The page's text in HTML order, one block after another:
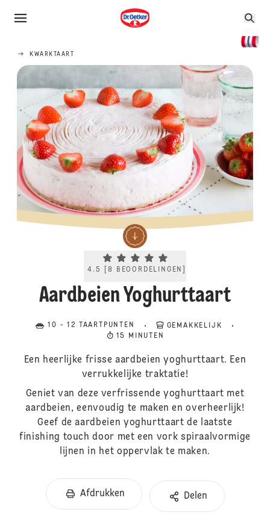
KWARKTAART
Current rating 4.5. Click to rate.
4.5 [8 BEOORDELINGEN
Aardbeien Yoghurttaart
10 - 12 TAARTPUNTEN
GEMAKKELIJK
15 MINUTEN
Een heerlijke frisse aardbeien yoghurttaart. Een
verrukkelijke traktatie!
Geniet van deze verfrissende yoghurttaart met
aardbeien, eenvoudig te maken en overheerlijk!
Geef de aardbeien yoghurttaart de laatste
finishing touch door met een vork spiraalvormige
lijnen in het oppervlak te maken.
Afdrukken Delen